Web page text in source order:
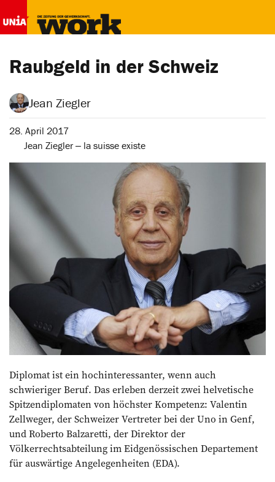
Raubgeld in der Schweiz
Jean Ziegler
28. April 2017
Jean Ziegler ‒ la suisse existe
Diplomat ist ein hochinteressanter, wenn auch
schwieriger Beruf. Das erleben derzeit zwei helvetische
Spitzendiplomaten von höchster Kompetenz: Valentin
Zellweger, der Schweizer ­Vertreter bei der Uno in Genf,
und Roberto Balzaretti, der Direktor der
Völkerrechtsabteilung im Eidgenössischen Departement
für auswärtige Angelegenheiten (EDA).